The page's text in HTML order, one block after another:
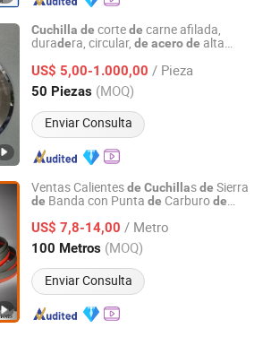
Cuchilla de cortede carne afilada,
duradera, circular, de acerode alta
personalizable
US$ 5,00-1.000,00 / Pieza
50 Piezas (MOQ)
Enviar Consulta
Equipment Co., Ltd.
Desde 2025
Ventas Calientesde Cuchillasde Sierra
de Banda con Punta de Carburode
US$ 7,8-14,00 / Metro
100 Metros (MOQ)
Enviar Consulta
REAL SAW CUTTING TOOLS CO.,
Desde 2020